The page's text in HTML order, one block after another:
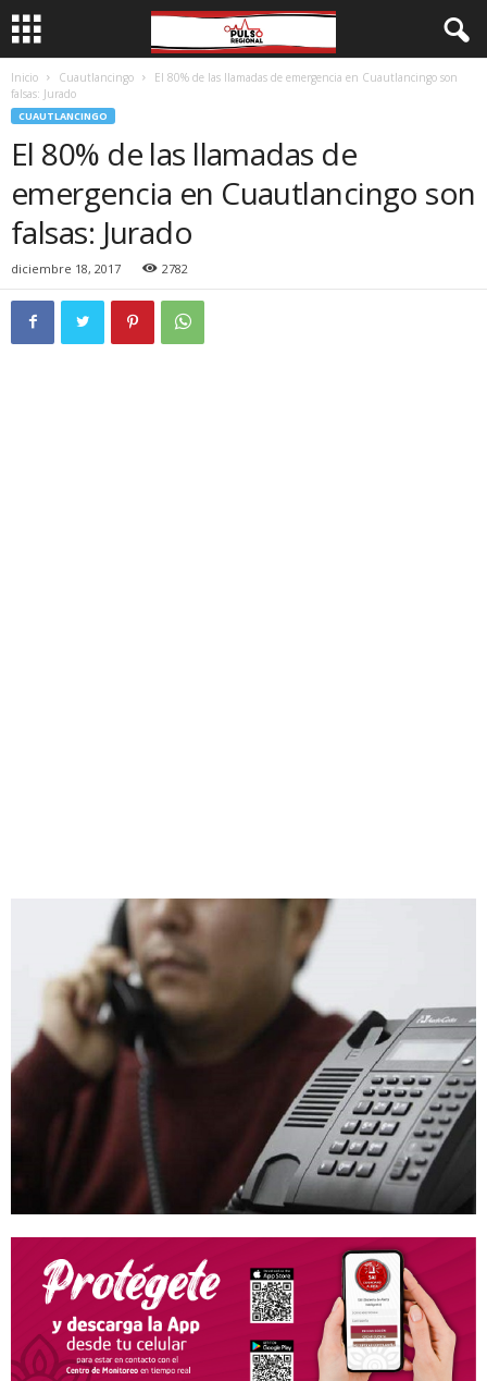
Inicio Cuautlancingo
El 80% de las llamadas de emergencia en Cuautlancingo son
falsas: Jurado
CUAUTLANCINGO
El 80% de las llamadas de
emergencia en Cuautlancingo son
falsas: Jurado
diciembre 18, 2017 2782